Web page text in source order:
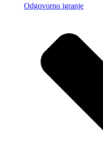
Odgovorno igranje